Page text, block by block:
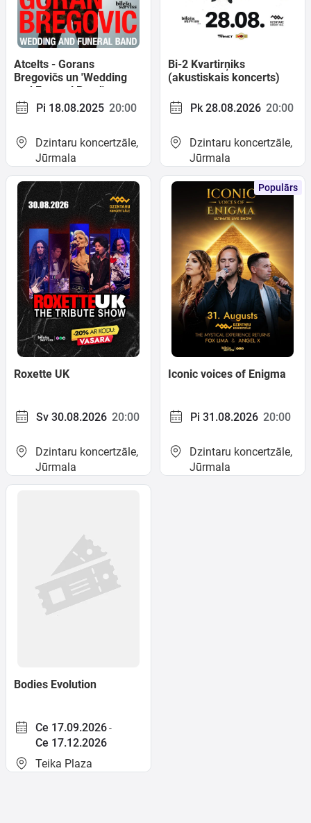
kartes
Kino
Meklēt kartē
Izvēlēties
periodu
Atcelts - Gorans
Bregovičs un 'Wedding
and Funeral Band'
Pi 18.08.2025 20:00
Dzintaru koncertzāle,
Jūrmala
Bi-2 Kvartirņiks
(akustiskais koncerts)
Pk 28.08.2026 20:00
Dzintaru koncertzāle,
Jūrmala
Roxette UK
Sv 30.08.2026 20:00
Dzintaru koncertzāle,
Jūrmala
Iconic voices of Enigma
Populārs
Pi 31.08.2026 20:00
Dzintaru koncertzāle,
Jūrmala
Bodies Evolution
Ce 17.09.2026-
Ce 17.12.2026
Teika Plaza